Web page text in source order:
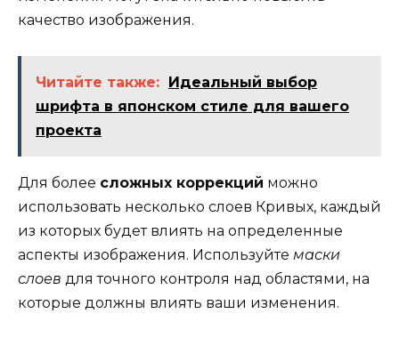
качество изображения.
Читайте также: Идеальный выбор
шрифта в японском стиле для вашего
проекта
Для более сложных коррекций можно
использовать несколько слоев Кривых, каждый
из которых будет влиять на определенные
аспекты изображения. Используйте маски
слоев для точного контроля над областями, на
которые должны влиять ваши изменения.